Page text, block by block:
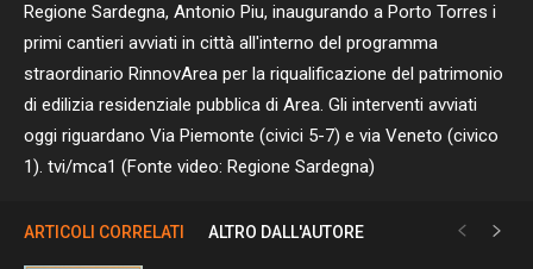
Regione Sardegna, Antonio Piu, inaugurando a Porto Torres i
primi cantieri avviati in città all'interno del programma
straordinario RinnovArea per la riqualificazione del patrimonio
di edilizia residenziale pubblica di Area. Gli interventi avviati
oggi riguardano Via Piemonte (civici 5-7) e via Veneto (civico
1). tvi/mca1 (Fonte video: Regione Sardegna)
ARTICOLI CORRELATI ALTRO DALL'AUTORE